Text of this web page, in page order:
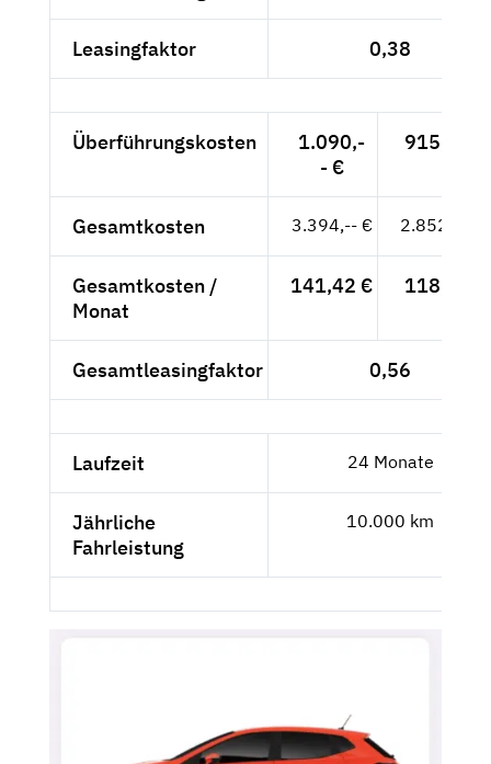
Leasingfaktor 0,38
Überführungskosten
1.090,-
- €
915,97 €
Gesamtkosten 3.394,-- € 2.852,10 €
Gesamtkosten /
Monat
141,42 € 118,84 €
Gesamtleasingfaktor 0,56
Laufzeit 24 Monate
Jährliche
Fahrleistung
10.000 km